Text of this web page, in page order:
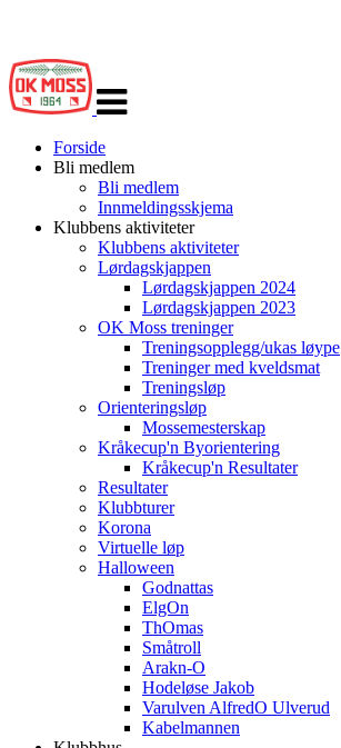
navigasjon
Forside
Bli medlem
Bli medlem
Innmeldingsskjema
Klubbens aktiviteter
Klubbens aktiviteter
Lørdagskjappen
Lørdagskjappen 2024
Lørdagskjappen 2023
OK Moss treninger
Treningsopplegg/ukas løype
Treninger med kveldsmat
Treningsløp
Orienteringsløp
Mossemesterskap
Kråkecup'n Byorientering
Kråkecup'n Resultater
Resultater
Klubbturer
Korona
Virtuelle løp
Halloween
Godnattas
ElgOn
ThOmas
Småtroll
Arakn-O
Hodeløse Jakob
Varulven AlfredO Ulverud
Kabelmannen